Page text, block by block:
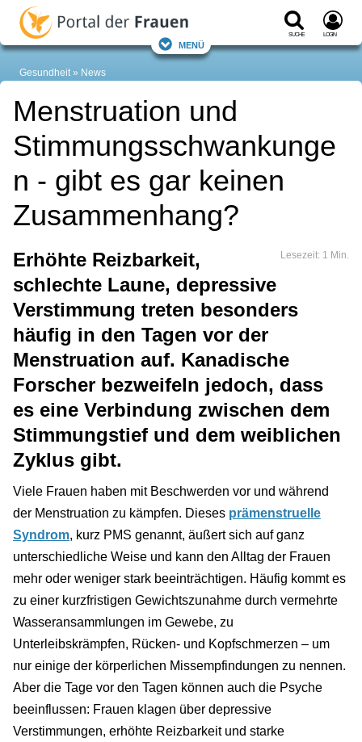
Suche Login
Menü
Gesundheit News
Menstruation und
Stimmungsschwankunge
n - gibt es gar keinen
Zusammenhang?
Lesezeit: 1 Min.
Erhöhte Reizbarkeit,
schlechte Laune, depressive
Verstimmung treten besonders
häufig in den Tagen vor der
Menstruation auf. Kanadische
Forscher bezweifeln jedoch, dass
es eine Verbindung zwischen dem
Stimmungstief und dem weiblichen
Zyklus gibt.
Viele Frauen haben mit Beschwerden vor und während
der Menstruation zu kämpfen. Dieses prämenstruelle
Syndrom, kurz PMS genannt, äußert sich auf ganz
unterschiedliche Weise und kann den Alltag der Frauen
mehr oder weniger stark beeinträchtigen. Häufig kommt es
zu einer kurzfristigen Gewichtszunahme durch vermehrte
Wasseransammlungen im Gewebe, zu
Unterleibskrämpfen, Rücken- und Kopfschmerzen – um
nur einige der körperlichen Missempfindungen zu nennen.
Aber die Tage vor den Tagen können auch die Psyche
beeinflussen: Frauen klagen über depressive
Verstimmungen, erhöhte Reizbarkeit und starke